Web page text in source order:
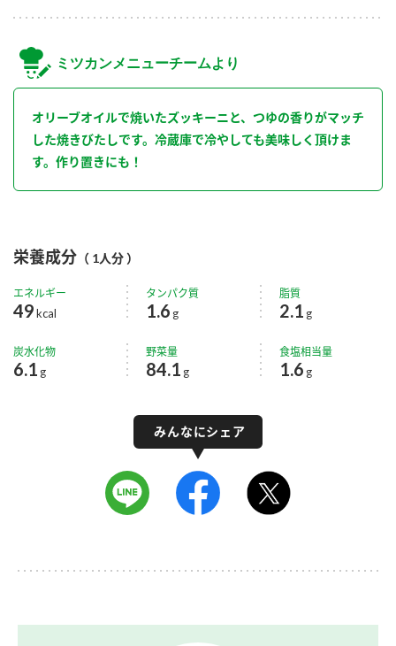
ミツカンメニューチームより
オリーブオイルで焼いたズッキーニと、つゆの香りがマッチ
した焼きびたしです。冷蔵庫で冷やしても美味しく頂けま
す。作り置きにも！
栄養成分 （ 1人分 ）
エネルギー
49kcal
タンパク質
1.6 g
脂質
2.1 g
炭水化物
6.1 g
野菜量
84.1 g
食塩相当量
1.6 g